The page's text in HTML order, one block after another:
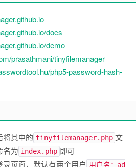
docs
demo
prasathmani/tinyfilemanager
php5-password-hash-
将其中的 tinyfilemanager.php 文
名为 index.php 即可
页面，默认有两个用户 用户名：ad